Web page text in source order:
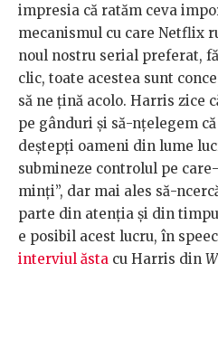
impresia că ratăm ceva
mecanismul cu care Netflix
noul nostru serial preferat,
clic, toate acestea sunt
să ne țină acolo. Harris zice
pe gânduri și să-nțelegem
deștepți oameni din lume
submineze controlul pe
minți”, dar mai ales să-
parte din atenția și din
e posibil acest lucru, în
interviul ăsta cu Harris din